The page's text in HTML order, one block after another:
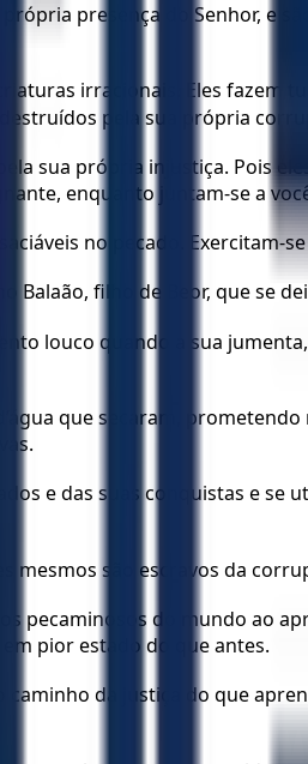
presença do Senhor, e
irracionais. Eles
pela sua própria
sua própria injustiça. Pois
enquanto juntam-se a
no pecado. Exercitam-
Balaão, filho de Beor, que
louco quando a sua
que secaram,
e das suas conquistas e
mesmos são escravos da
pecaminosos do mundo ao
pior estado do que antes.
caminho da justiça do que